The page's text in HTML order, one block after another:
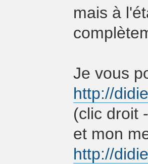
mais à
Je vous
http://
(clic droit
et mon
http://